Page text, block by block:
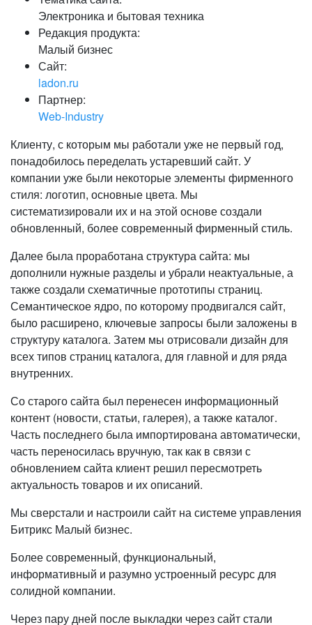
Электроника и бытовая техника
Редакция продукта:
Малый бизнес
Сайт:
ladon.ru
Партнер:
Web-Industry
Клиенту, с которым мы работали уже не первый год,
понадобилось переделать устаревший сайт. У
компании уже были некоторые элементы фирменного
стиля: логотип, основные цвета. Мы
систематизировали их и на этой основе создали
обновленный, более современный фирменный стиль.
Далее была проработана структура сайта: мы
дополнили нужные разделы и убрали неактуальные, а
также создали схематичные прототипы страниц.
Семантическое ядро, по которому продвигался сайт,
было расширено, ключевые запросы были заложены в
структуру каталога. Затем мы отрисовали дизайн для
всех типов страниц каталога, для главной и для ряда
внутренних.
Со старого сайта был перенесен информационный
контент (новости, статьи, галерея), а также каталог.
Часть последнего была импортирована автоматически,
часть переносилась вручную, так как в связи с
обновлением сайта клиент решил пересмотреть
актуальность товаров и их описаний.
Мы сверстали и настроили сайт на системе управления
Битрикс Малый бизнес.
Более современный, функциональный,
информативный и разумно устроенный ресурс для
солидной компании.
Через пару дней после выкладки через сайт стали